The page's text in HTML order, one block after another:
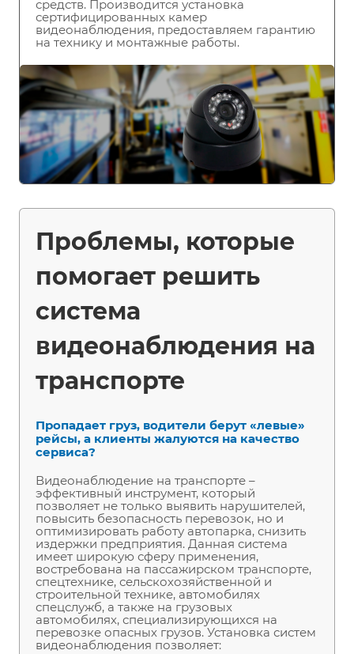
средств. Производится установка
сертифицированных камер
видеонаблюдения, предоставляем гарантию
на технику и монтажные работы.
Проблемы, которые
помогает решить
система
видеонаблюдения на
транспорте
Пропадает груз, водители берут «левые»
рейсы, а клиенты жалуются на качество
сервиса?
Видеонаблюдение на транспорте –
эффективный инструмент, который
позволяет не только выявить нарушителей,
повысить безопасность перевозок, но и
оптимизировать работу автопарка, снизить
издержки предприятия. Данная система
имеет широкую сферу применения,
востребована на пассажирском транспорте,
спецтехнике, сельскохозяйственной и
строительной технике, автомобилях
спецслужб, а также на грузовых
автомобилях, специализирующихся на
перевозке опасных грузов. Установка систем
видеонаблюдения позволяет: